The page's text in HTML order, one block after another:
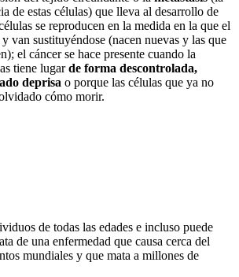
de estas células) que lleva al desarrollo de
se reproducen en la medida en la que el
van sustituyéndose (nacen nuevas y las que
el cáncer se hace presente cuando la
tiene lugarde forma descontrolada,
deprisa o porque las células que ya no
cómo morir.
de todas las edades e incluso puede
de una enfermedad que causa cerca del
mundiales y que mata a millones de